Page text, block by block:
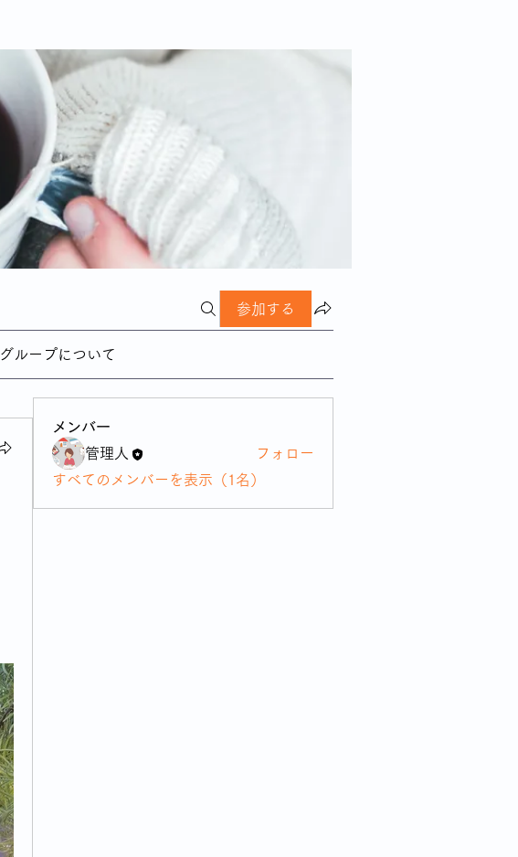
参加する
グループについて
メンバー
管理人
フォロー
すべてのメンバーを表示（1名）